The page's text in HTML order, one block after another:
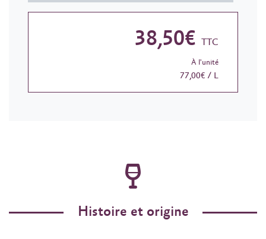
38,50€ TTC
À l'unité
77,00€ / L
Histoire et origine